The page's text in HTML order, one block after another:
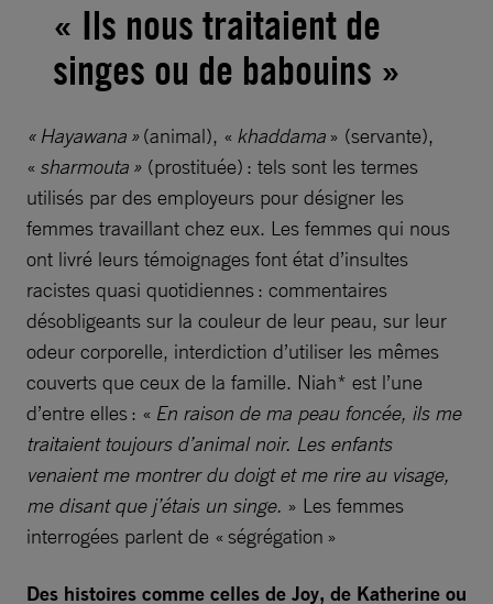
« Ils nous traitaient de
singes ou de babouins »
« Hayawana »(animal), « khaddama » (servante),
« sharmouta » (prostituée) : tels sont les termes
utilisés par des employeurs pour désigner les
femmes travaillant chez eux. Les femmes qui nous
ont livré leurs témoignages font état d’insultes
racistes quasi quotidiennes : commentaires
désobligeants sur la couleur de leur peau, sur leur
odeur corporelle, interdiction d’utiliser les mêmes
couverts que ceux de la famille. Niah* est l’une
d’entre elles : « En raison de ma peau foncée, ils me
traitaient toujours d’animal noir. Les enfants
venaient me montrer du doigt et me rire au visage,
me disant que j’étais un singe. » Les femmes
interrogées parlent de « ségrégation »
Des histoires comme celles de Joy, de Katherine ou